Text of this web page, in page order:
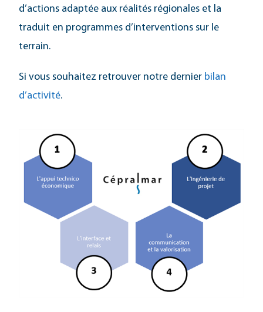
d’actions adaptée aux réalités régionales et la
traduit en programmes d’interventions sur le
terrain.
Si vous souhaitez retrouver notre dernier bilan
d’activité.